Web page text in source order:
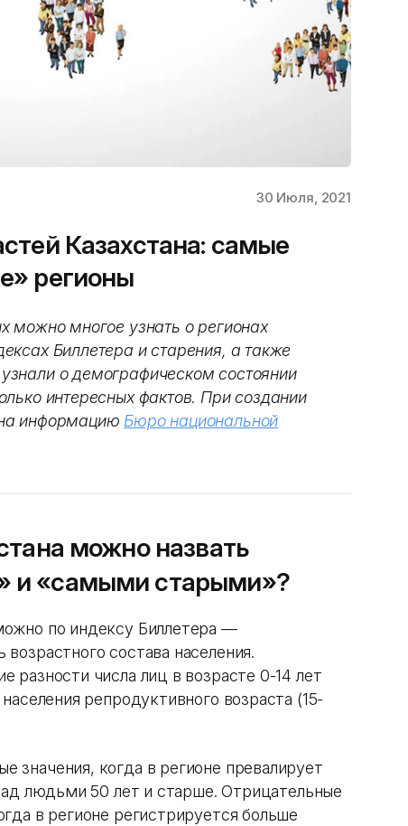
30 Июля, 2021
Казахстана: самые
регионы
можно многое узнать о регионах
Биллетера и старения, а также
о демографическом состоянии
интересных фактов. При создании
информацию Бюро национальной
можно назвать
«самыми старыми»?
по индексу Биллетера —
состава населения.
разности числа лиц в возрасте 0-14 лет
репродуктивного возраста (15-
значения, когда в регионе превалирует
людьми 50 лет и старше. Отрицательные
в регионе регистрируется больше